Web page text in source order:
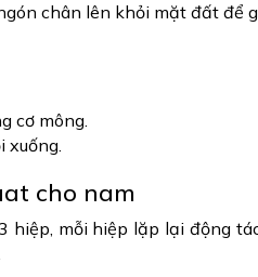
chân lên khỏi mặt đất để
cơ mông.
xuống.
cho nam
mỗi hiệp lặp lại động